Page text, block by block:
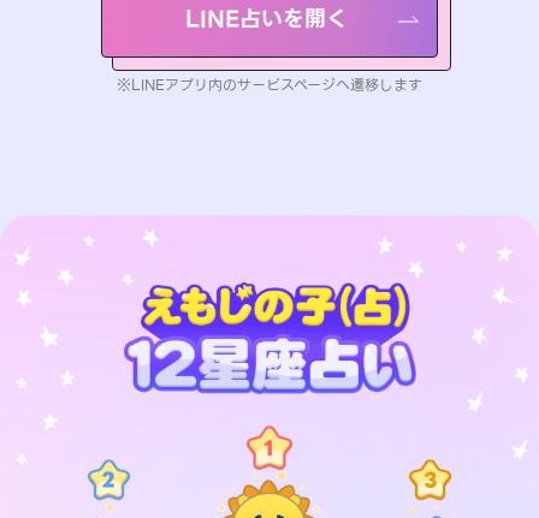
LINE占いを開く
※LINEアプリ内のサービスページへ遷移します